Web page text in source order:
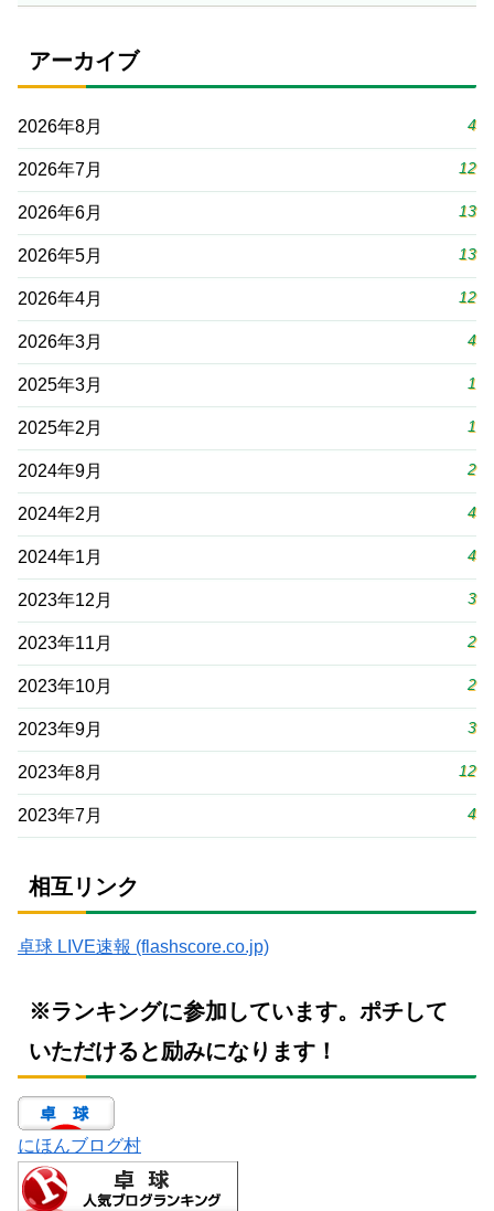
アーカイブ
2026年8月 4
2026年7月 12
2026年6月 13
2026年5月 13
2026年4月 12
2026年3月 4
2025年3月 1
2025年2月 1
2024年9月 2
2024年2月 4
2024年1月 4
2023年12月 3
2023年11月 2
2023年10月 2
2023年9月 3
2023年8月 12
2023年7月 4
相互リンク
卓球 LIVE速報 (flashscore.co.jp)
※ランキングに参加しています。ポチして
いただけると励みになります！
にほんブログ村